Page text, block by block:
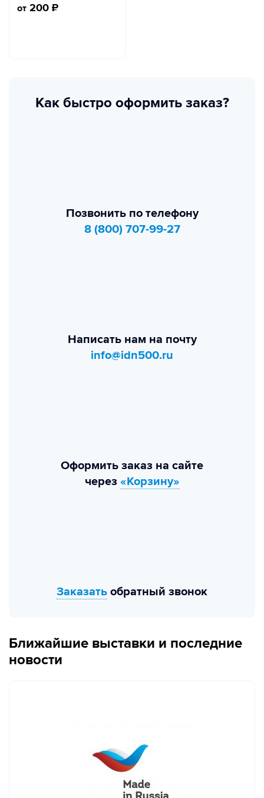
от 200 ₽
Как быстро оформить заказ?
Позвонить по телефону
8 (800) 707-99-27
Написать нам на почту
info@idn500.ru
Оформить заказ на сайте
через «Корзину»
Заказать обратный звонок
Ближайшие выставки и последние
новости